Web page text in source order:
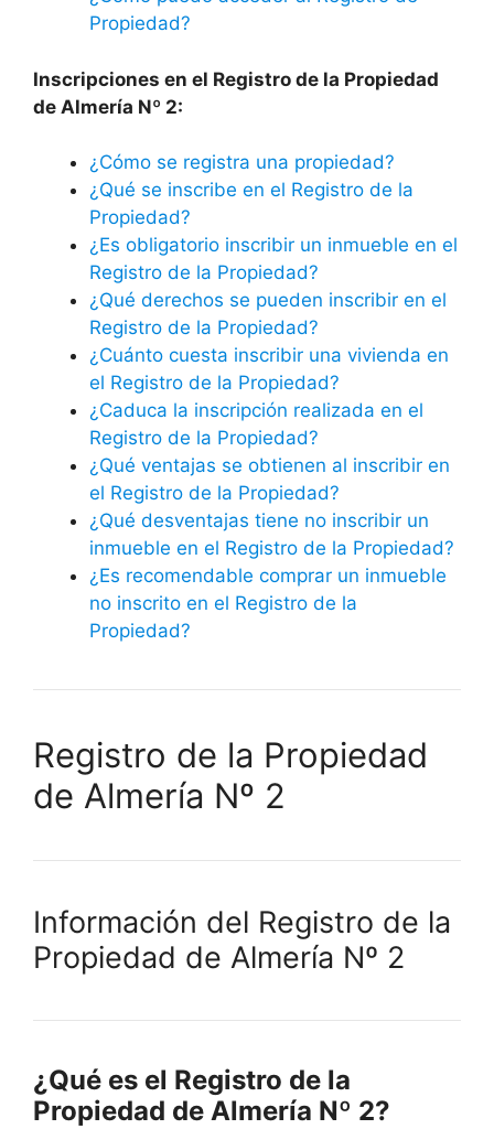
Propiedad?
Inscripciones en el Registro de la Propiedad
de Almería Nº 2:
¿Cómo se registra una propiedad?
¿Qué se inscribe en el Registro de la
Propiedad?
¿Es obligatorio inscribir un inmueble en el
Registro de la Propiedad?
¿Qué derechos se pueden inscribir en el
Registro de la Propiedad?
¿Cuánto cuesta inscribir una vivienda en
el Registro de la Propiedad?
¿Caduca la inscripción realizada en el
Registro de la Propiedad?
¿Qué ventajas se obtienen al inscribir en
el Registro de la Propiedad?
¿Qué desventajas tiene no inscribir un
inmueble en el Registro de la Propiedad?
¿Es recomendable comprar un inmueble
no inscrito en el Registro de la
Propiedad?
Registro de la Propiedad
de Almería Nº 2
Información del Registro de la
Propiedad de Almería Nº 2
¿Qué es el Registro de la
Propiedad de Almería Nº 2?